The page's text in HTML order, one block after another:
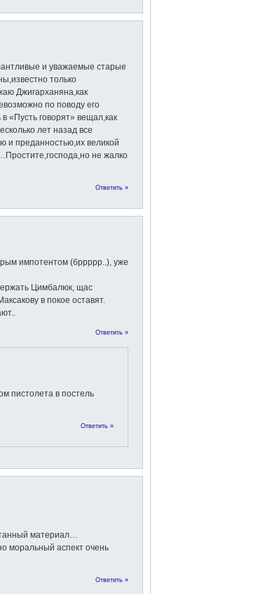
и уважаемые старые
только
Джигарханяна,как
по поводу его
«Пусть говорят» вещал,как
лет назад все
и преданностью,их великой
не жалко
Ответить »
импотентом (бррррр..), уже
Цимбалюк, щас
в покое оставят.
Ответить »
пистолета в постель
Ответить »
материал…
моральный аспект очень
Ответить »